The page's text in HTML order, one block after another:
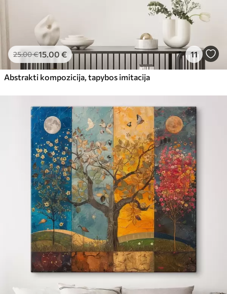
25.00€15.00 € 11
Abstrakti kompozicija, tapybos imitacija